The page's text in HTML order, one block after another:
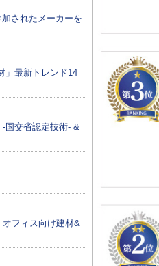
加されたメーカーを
」最新トレンド14
-国交省認定技術- &
フィス向け建材&